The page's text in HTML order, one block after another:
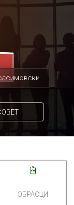
ОБРАСЦИ